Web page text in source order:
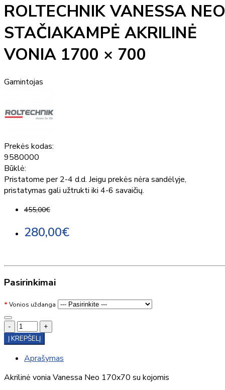
ROLTECHNIK VANESSA NEO
STAČIAKAMPĖ AKRILINĖ
VONIA 1700 × 700
Gamintojas
Prekės kodas:
9580000
Būklė:
Pristatome per 2-4 d.d. Jeigu prekės nėra sandėlyje,
pristatymas gali užtrukti iki 4-6 savaičių.
455,00€
280,00€
Pasirinkimai
Vonios uždanga
-
+
Į KREPŠELĮ
Aprašymas
Akrilinė vonia Vanessa Neo 170x70 su kojomis